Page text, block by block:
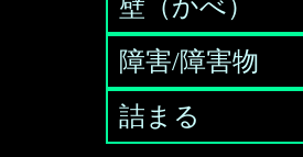
壁（かべ）
障害/障害物
詰まる